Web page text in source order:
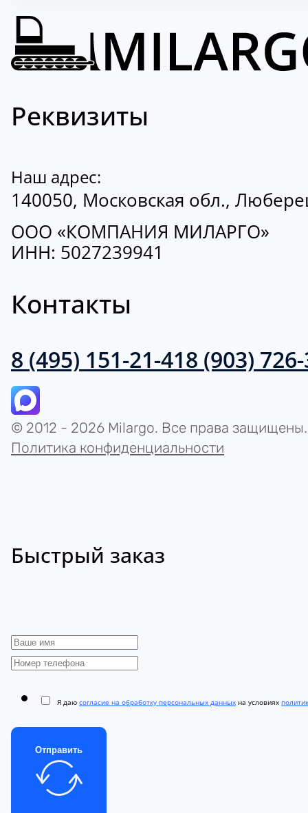
Реквизиты
Наш адрес:
140050, Московская обл.,
ООО «КОМПАНИЯ МИЛАРГО»
ИНН: 5027239941
Контакты
8 (495) 151-21-418 (903)
© 2012 - 2026 Milargo. Все права защищены.
Политика конфиденциальности
Быстрый заказ
Я даю согласие на обработку персональных данных на условиях
Отправить